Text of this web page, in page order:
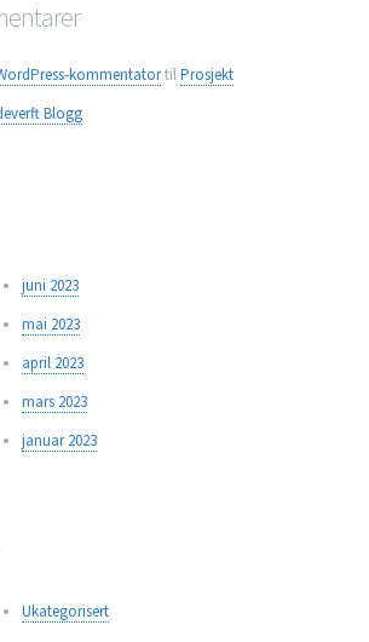
kommentatortilProsjekt
Blogg
juni 2023
mai 2023
april 2023
mars 2023
januar 2023
Ukategorisert